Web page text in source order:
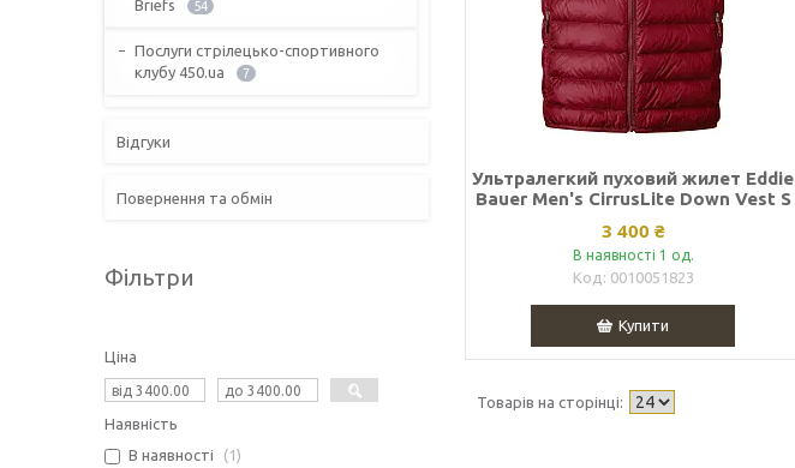
Ультралегкий пуховий жилет Eddie
Bauer Men's CirrusLite Down Vest S
3 400 ₴
В наявності 1 од.
0010051823
Купити
Briefs
54
Послуги стрілецько-спортивного
клубу 450.ua
7
Відгуки
Повернення та обмін
Фільтри
Ціна
Наявність
В наявності
1